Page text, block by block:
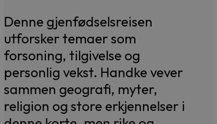
Denne gjenfødselsreisen
utforsker temaer som
forsoning, tilgivelse og
personlig vekst. Handke vever
sammen geografi, myter,
religion og store erkjennelser i